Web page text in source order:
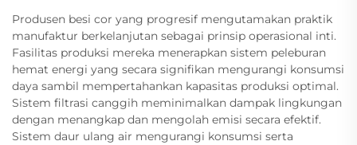
Produsen besi cor yang progresif mengutamakan praktik
manufaktur berkelanjutan sebagai prinsip operasional inti.
Fasilitas produksi mereka menerapkan sistem peleburan
hemat energi yang secara signifikan mengurangi konsumsi
daya sambil mempertahankan kapasitas produksi optimal.
Sistem filtrasi canggih meminimalkan dampak lingkungan
dengan menangkap dan mengolah emisi secara efektif.
Sistem daur ulang air mengurangi konsumsi serta